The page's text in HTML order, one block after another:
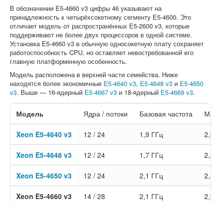
В обозначении E5-4660 v3 цифры 46 указывают на
принадлежность к четырёхсокетному сегменту E5-4600. Это
отличает модель от распространённых E5-2600 v3, которые
поддерживают не более двух процессоров в одной системе.
Установка E5-4660 v3 в обычную односокетную плату сохраняет
работоспособность CPU, но оставляет невостребованной его
главную платформенную особенность.
Модель расположена в верхней части семейства. Ниже
находятся более экономичные E5-4640 v3, E5-4648 v3 и E5-4650
v3. Выше — 16-ядерный E5-4667 v3 и 18-ядерный E5-4669 v3.
Модель Ядра / потоки Базовая частота
Xeon E5-4640 v3 12 / 24 1,9 ГГц 2,6
Xeon E5-4648 v3 12 / 24 1,7 ГГц 2,2
Xeon E5-4650 v3 12 / 24 2,1 ГГц 2,8
Xeon E5-4660 v3 14 / 28 2,1 ГГц 2,9